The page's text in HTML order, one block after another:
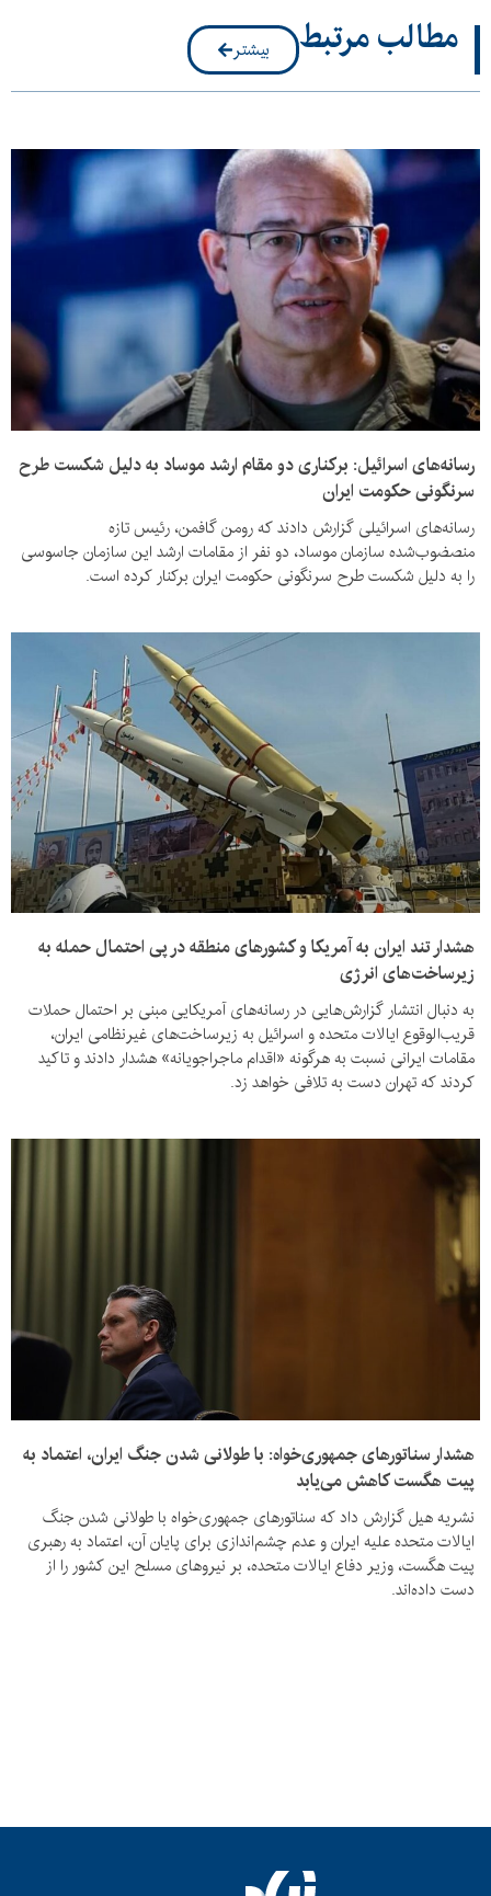
مطالب مرتبط بیشتر
رسانه‌های اسرائیل: برکناری دو مقام ارشد موساد به دلیل شکست طرح
سرنگونی حکومت ایران
رسانه‌های اسرائیلی گزارش دادند که رومن گافمن، رئیس تازه
منصضوب‌شده سازمان موساد، دو نفر از مقامات ارشد این سازمان جاسوسی
را به دلیل شکست طرح سرنگونی حکومت ایران برکنار کرده است.
هشدار تند ایران به آمریکا و کشورهای منطقه در پی احتمال حمله به
زیرساخت‌های انرژی
به دنبال انتشار گزارش‌هایی در رسانه‌های آمریکایی مبنی بر احتمال حملات
قریب‌الوقوع ایالات متحده و اسرائیل به زیرساخت‌های غیرنظامی ایران،
مقامات ایرانی نسبت به هرگونه «اقدام ماجراجویانه» هشدار دادند و تاکید
کردند که تهران دست به تلافی خواهد زد.
هشدار سناتورهای جمهوری‌خواه: با طولانی شدن جنگ ایران، اعتماد به
پیت هگست کاهش می‌یابد
نشریه هیل گزارش داد که سناتورهای جمهوری‌خواه با طولانی شدن جنگ
ایالات متحده علیه ایران و عدم چشم‌اندازی برای پایان آن، اعتماد به رهبری
پیت هگست، وزیر دفاع ایالات متحده، بر نیروهای مسلح این کشور را از
دست داده‌اند.